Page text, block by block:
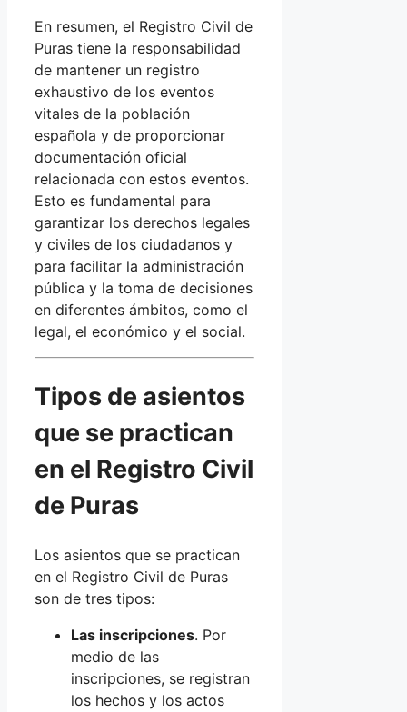
En resumen, el Registro Civil de
Puras tiene la responsabilidad
de mantener un registro
exhaustivo de los eventos
vitales de la población
española y de proporcionar
documentación oficial
relacionada con estos eventos.
Esto es fundamental para
garantizar los derechos legales
y civiles de los ciudadanos y
para facilitar la administración
pública y la toma de decisiones
en diferentes ámbitos, como el
legal, el económico y el social.
Tipos de asientos
que se practican
en el Registro Civil
de Puras
Los asientos que se practican
en el Registro Civil de Puras
son de tres tipos:
Las inscripciones. Por
medio de las
inscripciones, se registran
los hechos y los actos